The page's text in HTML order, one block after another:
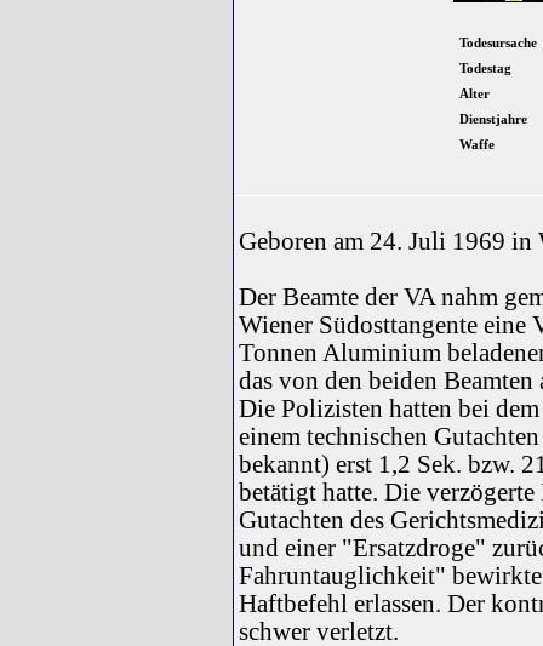
Todesursache
Todestag
Alter
Dienstjahre
Waffe
Geboren am 24. Juli 1969 in
Der Beamte der VA nahm
Wiener Südosttangente
Tonnen Aluminium
das von den beiden
Die Polizisten hatten bei
einem technischen
bekannt) erst 1,2 Sek. bzw.
betätigt hatte. Die
Gutachten des
und einer "Ersatzdroge"
Fahruntauglichkeit"
Haftbefehl erlassen. Der
schwer verletzt.